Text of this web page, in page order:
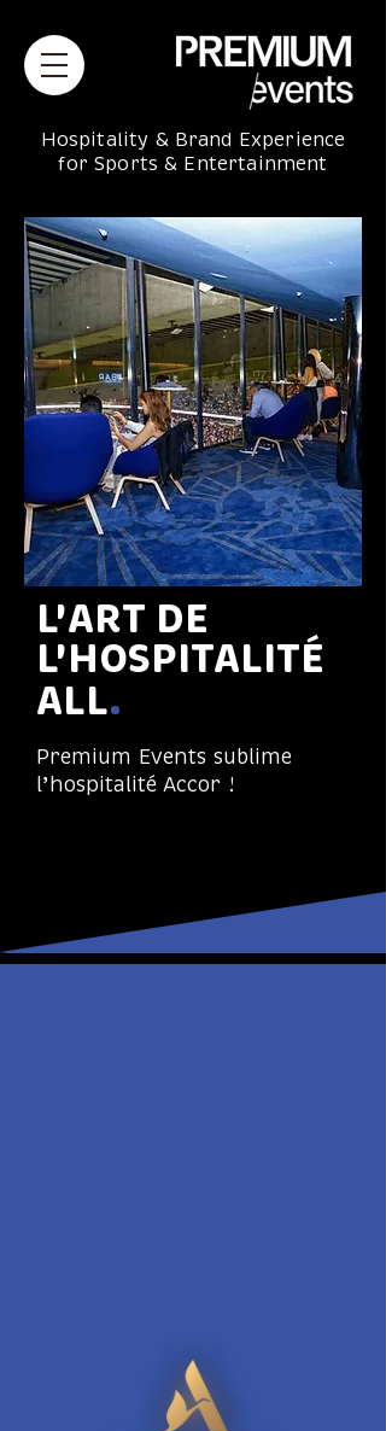
Hospitality & Brand Experience
for Sports & Entertainment
L'ART DE
L'HOSPITALITÉ
ALL.
Premium Events sublime
l’hospitalité Accor !